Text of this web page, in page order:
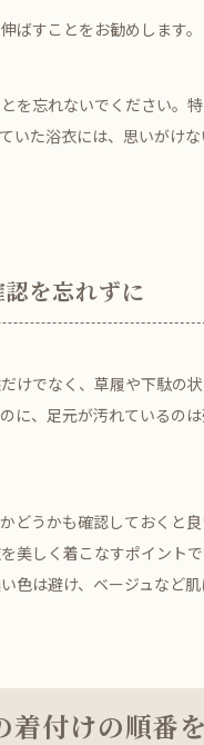
ばすことをお勧めします
を忘れないでください。
いた浴衣には、思いがけ
を忘れずに
けでなく、草履や下駄の
に、足元が汚れているの
どうかも確認しておくと
美しく着こなすポイント
色は避け、ベージュなど
着付けの順番